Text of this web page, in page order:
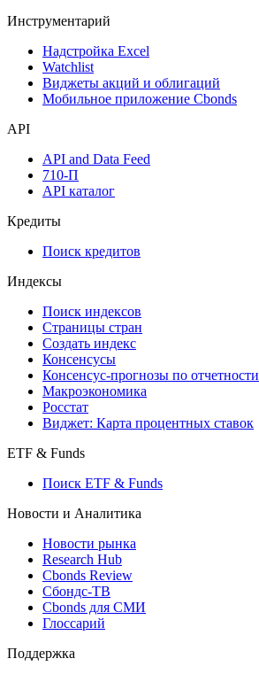
Инструментарий
Надстройка Excel
Watchlist
Виджеты акций и облигаций
Мобильное приложение Cbonds
API
API and Data Feed
710-П
API каталог
Кредиты
Поиск кредитов
Индексы
Поиск индексов
Страницы стран
Создать индекс
Консенсусы
Консенсус-прогнозы по отчетности
Макроэкономика
Росстат
Виджет: Карта процентных ставок
ETF & Funds
Поиск ETF & Funds
Новости и Аналитика
Новости рынка
Research Hub
Cbonds Review
Сбондс-ТВ
Cbonds для СМИ
Глоссарий
Поддержка